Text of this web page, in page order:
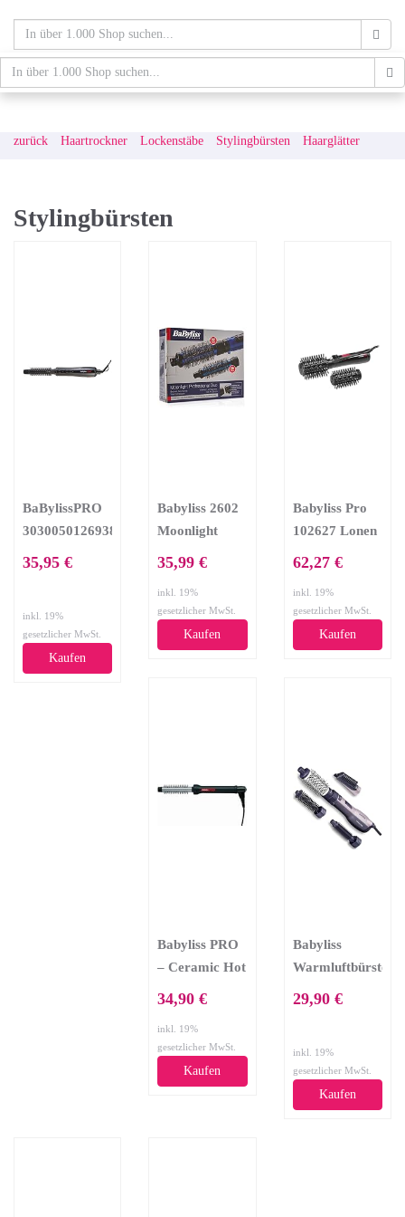
content
schaufenster.de
zurück Haartrockner Lockenstäbe Stylingbürsten Haarglätter
Stylingbürsten
BaBylissPRO
3030050126938
BAB3400E,
35,95 €
inkl. 19%
gesetzlicher MwSt.
Kaufen
Babyliss 2602
Moonlight
Duo
35,99 €
inkl. 19%
gesetzlicher MwSt.
Kaufen
Babyliss Pro
102627 Lonen
Brush 800 W
62,27 €
inkl. 19%
gesetzlicher MwSt.
Kaufen
Babyliss PRO
– Ceramic Hot
Lockenstab
Lockenbürste
18 mm
34,90 €
inkl. 19%
gesetzlicher MwSt.
Kaufen
Babyliss
Warmluftbürste
1200 AS121E
29,90 €
inkl. 19%
gesetzlicher MwSt.
Kaufen